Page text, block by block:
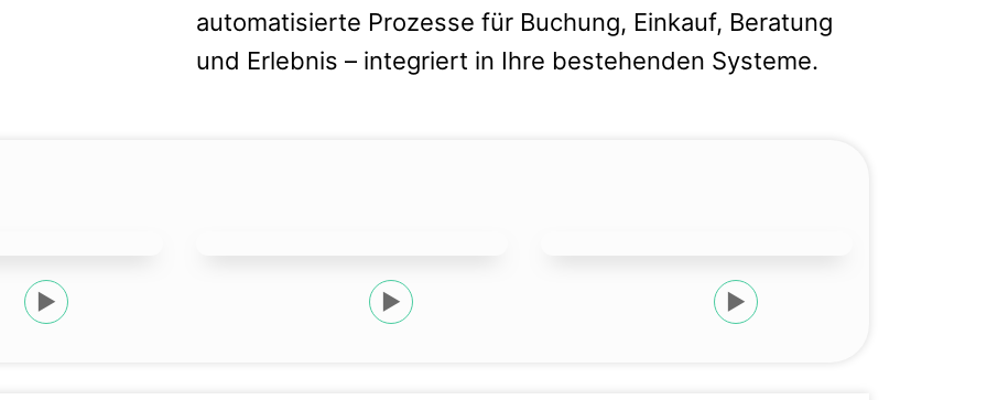
automatisierte Prozesse für Buchung, Einkauf, Beratung
und Erlebnis – integriert in Ihre bestehenden Systeme.
▶ ▶ ▶